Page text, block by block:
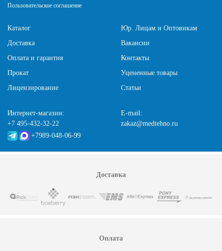
Пользовательское соглашение
Каталог
Доставка
Оплата и гарантия
Прокат
Лицензирование
Юр. Лицам и Оптовикам
Вакансии
Контакты
Уцененные товары
Статьи
Интернет-магазин:
+7 495-432-32-22
+7989-048-06-99
E-mail:
zakaz@medtehno.ru
Доставка
Оплата